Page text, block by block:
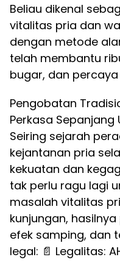
Beliau dikenal
vitalitas pria dan
dengan metode
telah membantu
bugar, dan percaya
Pengobatan
Perkasa Sepanjang
Seiring sejarah
kejantanan pria
kekuatan dan
tak perlu ragu lagi
masalah vitalitas
kunjungan,
efek samping, dan
legal: 📄 Legalitas: